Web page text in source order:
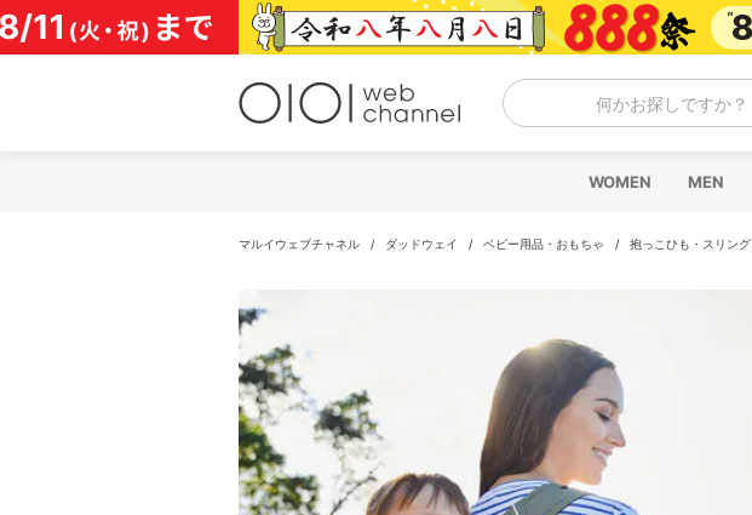
コ
ン
テ
何かお探しですか？
WOMEN MEN
マルイウェブチャネル / ダッドウェイ / ベビー用品・おもちゃ / 抱っこひも・スリング